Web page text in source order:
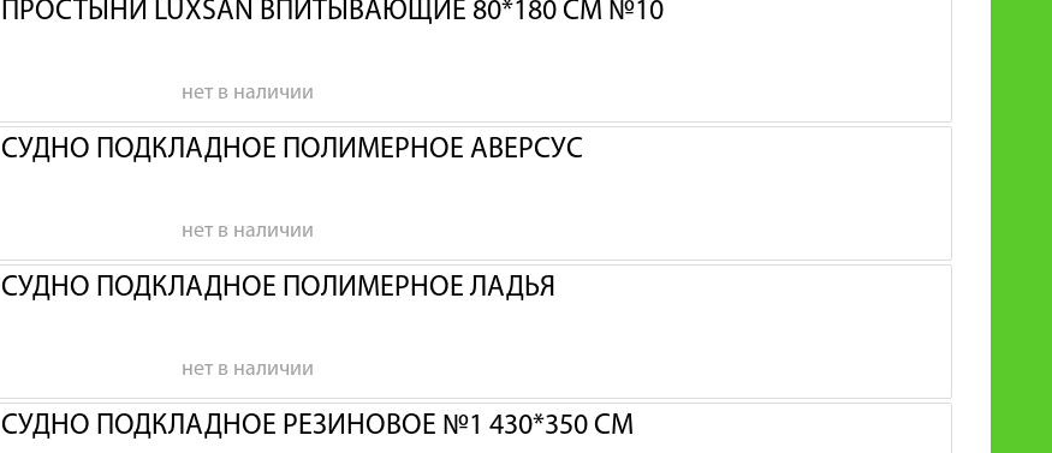
ПРОСТЫНИ LUXSAN ВПИТЫВАЮЩИЕ 80*180 СМ №10
нет в наличии
СУДНО ПОДКЛАДНОЕ ПОЛИМЕРНОЕ АВЕРСУС
нет в наличии
СУДНО ПОДКЛАДНОЕ ПОЛИМЕРНОЕ ЛАДЬЯ
нет в наличии
СУДНО ПОДКЛАДНОЕ РЕЗИНОВОЕ №1 430*350 СМ